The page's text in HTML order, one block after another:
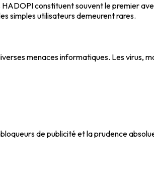
constituent souvent le premier
simples utilisateurs demeurent rares.
menaces informatiques. Les virus,
de publicité et la prudence